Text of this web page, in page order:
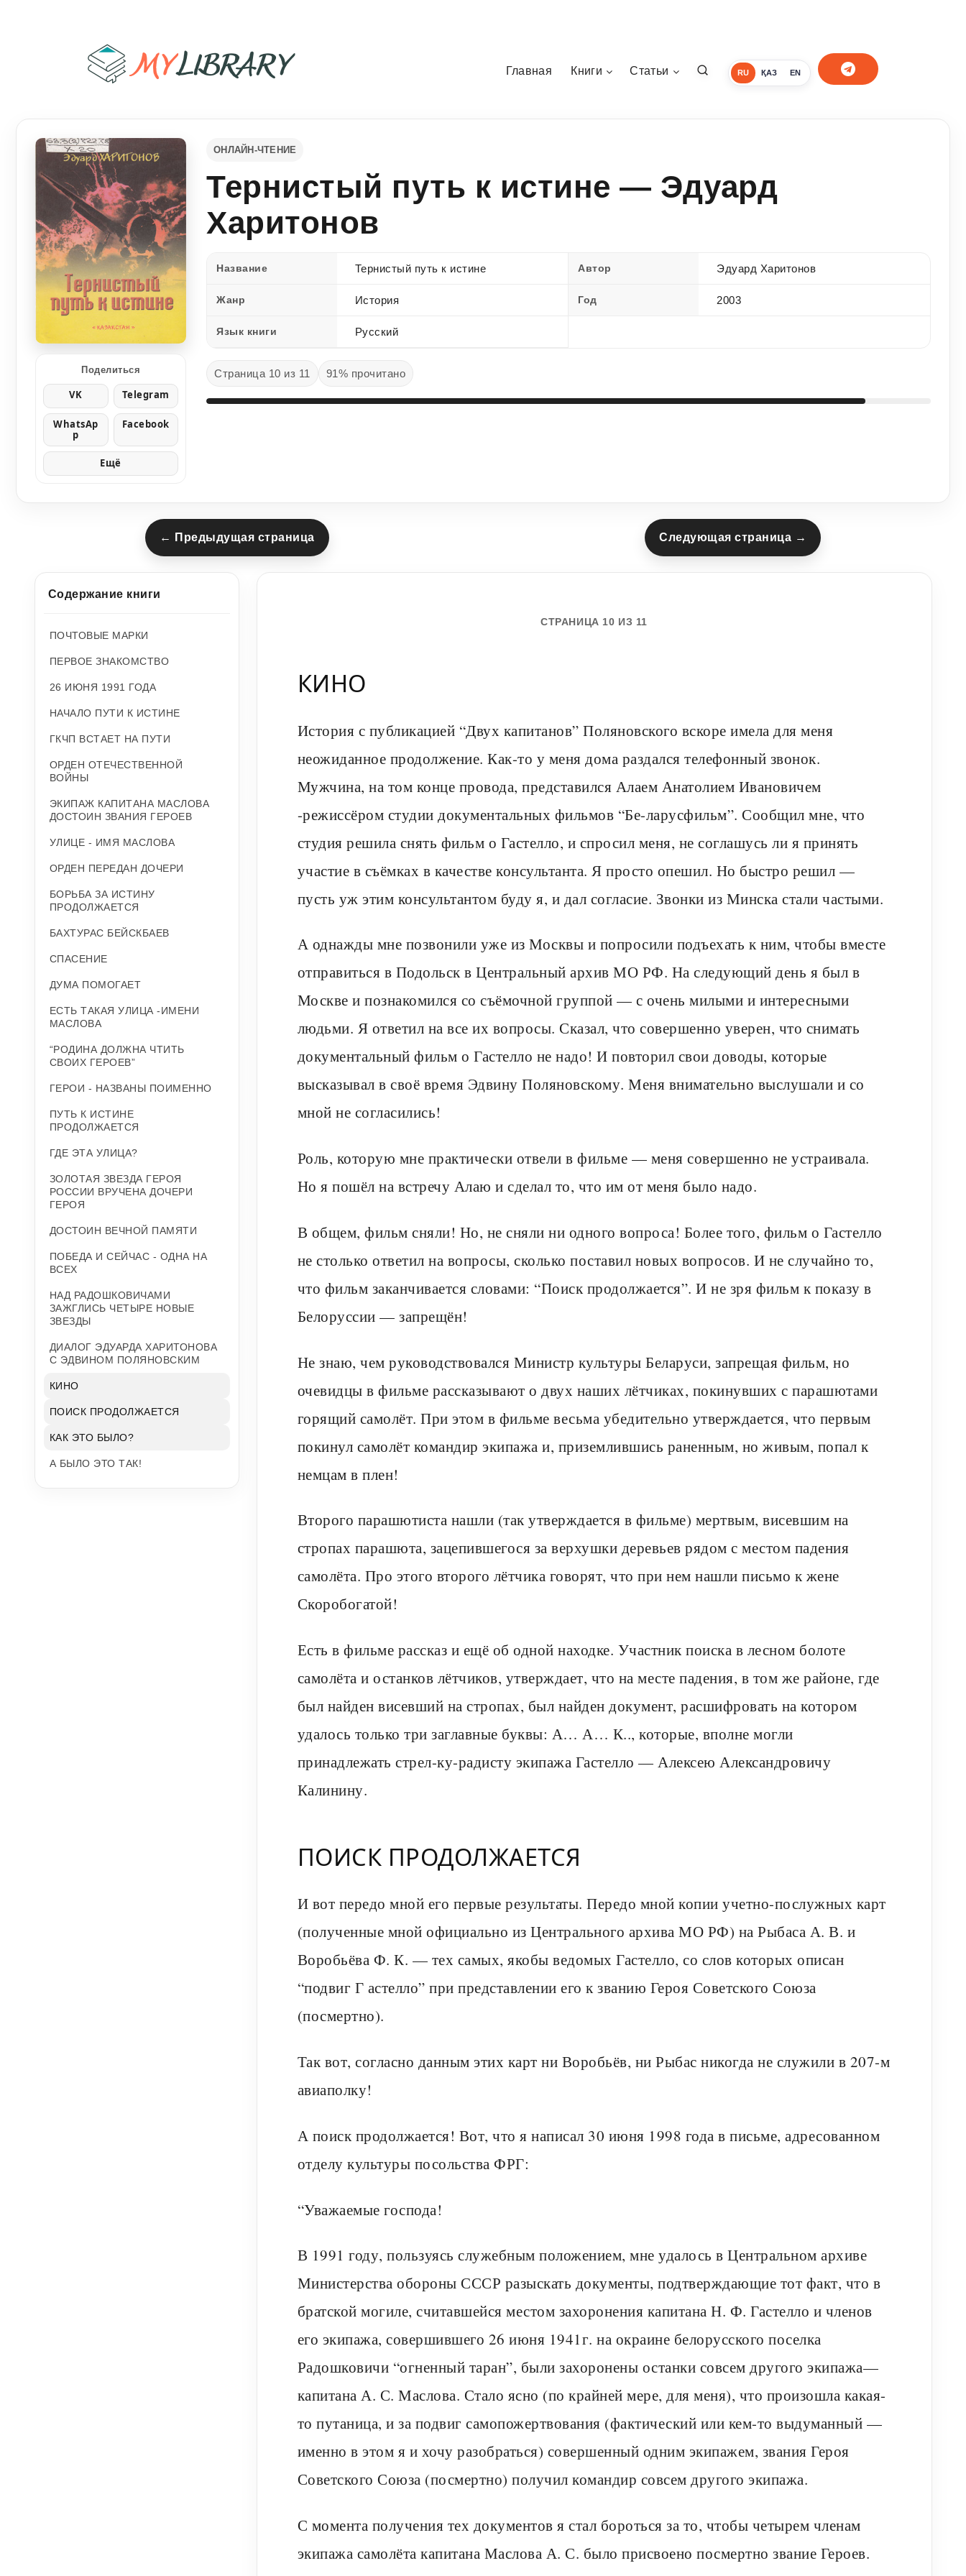
RU ҚАЗ EN
Главная Книги Статьи
Поделиться
VK Telegram
WhatsAp
p
Facebook
Ещё
ОНЛАЙН-ЧТЕНИЕ
Тернистый путь к истине — Эдуард
Харитонов
Название Тернистый путь к истине Автор Эдуард Харитонов
Жанр История Год 2003
Язык книги Русский
Страница 10 из 11 91% прочитано
← Предыдущая страница Следующая страница →
Содержание книги
ПОЧТОВЫЕ МАРКИ
ПЕРВОЕ ЗНАКОМСТВО
26 ИЮНЯ 1991 ГОДА
НАЧАЛО ПУТИ К ИСТИНЕ
ГКЧП ВСТАЕТ НА ПУТИ
ОРДЕН ОТЕЧЕСТВЕННОЙ
ВОЙНЫ
ЭКИПАЖ КАПИТАНА МАСЛОВА
ДОСТОИН ЗВАНИЯ ГЕРОЕВ
УЛИЦЕ - ИМЯ МАСЛОВА
ОРДЕН ПЕРЕДАН ДОЧЕРИ
БОРЬБА ЗА ИСТИНУ
ПРОДОЛЖАЕТСЯ
БАХТУРАС БЕЙСКБАЕВ
СПАСЕНИЕ
ДУМА ПОМОГАЕТ
ЕСТЬ ТАКАЯ УЛИЦА -ИМЕНИ
МАСЛОВА
“РОДИНА ДОЛЖНА ЧТИТЬ
СВОИХ ГЕРОЕВ”
ГЕРОИ - НАЗВАНЫ ПОИМЕННО
ПУТЬ К ИСТИНЕ
ПРОДОЛЖАЕТСЯ
ГДЕ ЭТА УЛИЦА?
ЗОЛОТАЯ ЗВЕЗДА ГЕРОЯ
РОССИИ ВРУЧЕНА ДОЧЕРИ
ГЕРОЯ
ДОСТОИН ВЕЧНОЙ ПАМЯТИ
ПОБЕДА И СЕЙЧАС - ОДНА НА
ВСЕХ
НАД РАДОШКОВИЧАМИ
ЗАЖГЛИСЬ ЧЕТЫРЕ НОВЫЕ
ЗВЕЗДЫ
ДИАЛОГ ЭДУАРДА ХАРИТОНОВА
С ЭДВИНОМ ПОЛЯНОВСКИМ
КИНО
ПОИСК ПРОДОЛЖАЕТСЯ
КАК ЭТО БЫЛО?
А БЫЛО ЭТО ТАК!
СТРАНИЦА 10 ИЗ 11
КИНО
История с публикацией “Двух капитанов” Поляновского вскоре имела для меня
неожиданное продолжение. Как-то у меня дома раздался телефонный звонок.
Мужчина, на том конце провода, представился Алаем Анатолием Ивановичем
-режиссёром студии документальных фильмов “Бе-ларусфильм”. Сообщил мне, что
студия решила снять фильм о Гастелло, и спросил меня, не соглашусь ли я принять
участие в съёмках в качестве консультанта. Я просто опешил. Но быстро решил —
пусть уж этим консультантом буду я, и дал согласие. Звонки из Минска стали частыми.
А однажды мне позвонили уже из Москвы и попросили подъехать к ним, чтобы вместе
отправиться в Подольск в Центральный архив МО РФ. На следующий день я был в
Москве и познакомился со съёмочной группой — с очень милыми и интересными
людьми. Я ответил на все их вопросы. Сказал, что совершенно уверен, что снимать
документальный фильм о Гастелло не надо! И повторил свои доводы, которые
высказывал в своё время Эдвину Поляновскому. Меня внимательно выслушали и со
мной не согласились!
Роль, которую мне практически отвели в фильме — меня совершенно не устраивала.
Но я пошёл на встречу Алаю и сделал то, что им от меня было надо.
В общем, фильм сняли! Но, не сняли ни одного вопроса! Более того, фильм о Гастелло
не столько ответил на вопросы, сколько поставил новых вопросов. И не случайно то,
что фильм заканчивается словами: “Поиск продолжается”. И не зря фильм к показу в
Белоруссии — запрещён!
Не знаю, чем руководствовался Министр культуры Беларуси, запрещая фильм, но
очевидцы в фильме рассказывают о двух наших лётчиках, покинувших с парашютами
горящий самолёт. При этом в фильме весьма убедительно утверждается, что первым
покинул самолёт командир экипажа и, приземлившись раненным, но живым, попал к
немцам в плен!
Второго парашютиста нашли (так утверждается в фильме) мертвым, висевшим на
стропах парашюта, зацепившегося за верхушки деревьев рядом с местом падения
самолёта. Про этого второго лётчика говорят, что при нем нашли письмо к жене
Скоробогатой!
Есть в фильме рассказ и ещё об одной находке. Участник поиска в лесном болоте
самолёта и останков лётчиков, утверждает, что на месте падения, в том же районе, где
был найден висевший на стропах, был найден документ, расшифровать на котором
удалось только три заглавные буквы: А… А… К.., которые, вполне могли
принадлежать стрел-ку-радисту экипажа Гастелло — Алексею Александровичу
Калинину.
ПОИСК ПРОДОЛЖАЕТСЯ
И вот передо мной его первые результаты. Передо мной копии учетно-послужных карт
(полученные мной официально из Центрального архива МО РФ) на Рыбаса А. В. и
Воробьёва Ф. К. — тех самых, якобы ведомых Гастелло, со слов которых описан
“подвиг Г астелло” при представлении его к званию Героя Советского Союза
(посмертно).
Так вот, согласно данным этих карт ни Воробьёв, ни Рыбас никогда не служили в 207-м
авиаполку!
А поиск продолжается! Вот, что я написал 30 июня 1998 года в письме, адресованном
отделу культуры посольства ФРГ:
“Уважаемые господа!
В 1991 году, пользуясь служебным положением, мне удалось в Центральном архиве
Министерства обороны СССР разыскать документы, подтверждающие тот факт, что в
братской могиле, считавшейся местом захоронения капитана Н. Ф. Гастелло и членов
его экипажа, совершившего 26 июня 1941г. на окраине белорусского поселка
Радошковичи “огненный таран”, были захоронены останки совсем другого экипажа—
капитана А. С. Маслова. Стало ясно (по крайней мере, для меня), что произошла какая-
то путаница, и за подвиг самопожертвования (фактический или кем-то выдуманный —
именно в этом я и хочу разобраться) совершенный одним экипажем, звания Героя
Советского Союза (посмертно) получил командир совсем другого экипажа.
С момента получения тех документов я стал бороться за то, чтобы четырем членам
экипажа самолёта капитана Маслова А. С. было присвоено посмертно звание Героев.